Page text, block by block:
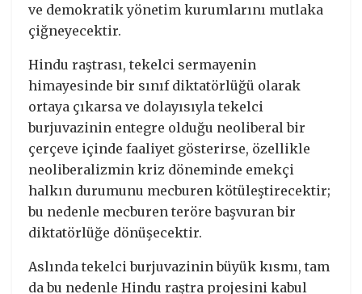
ve demokratik yönetim kurumlarını mutlaka
çiğneyecektir.
Hindu raştrası, tekelci sermayenin
himayesinde bir sınıf diktatörlüğü olarak
ortaya çıkarsa ve dolayısıyla tekelci
burjuvazinin entegre olduğu neoliberal bir
çerçeve içinde faaliyet gösterirse, özellikle
neoliberalizmin kriz döneminde emekçi
halkın durumunu mecburen kötüleştirecektir;
bu nedenle mecburen teröre başvuran bir
diktatörlüğe dönüşecektir.
Aslında tekelci burjuvazinin büyük kısmı, tam
da bu nedenle Hindu raştra projesini kabul